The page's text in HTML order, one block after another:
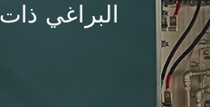
البراغي